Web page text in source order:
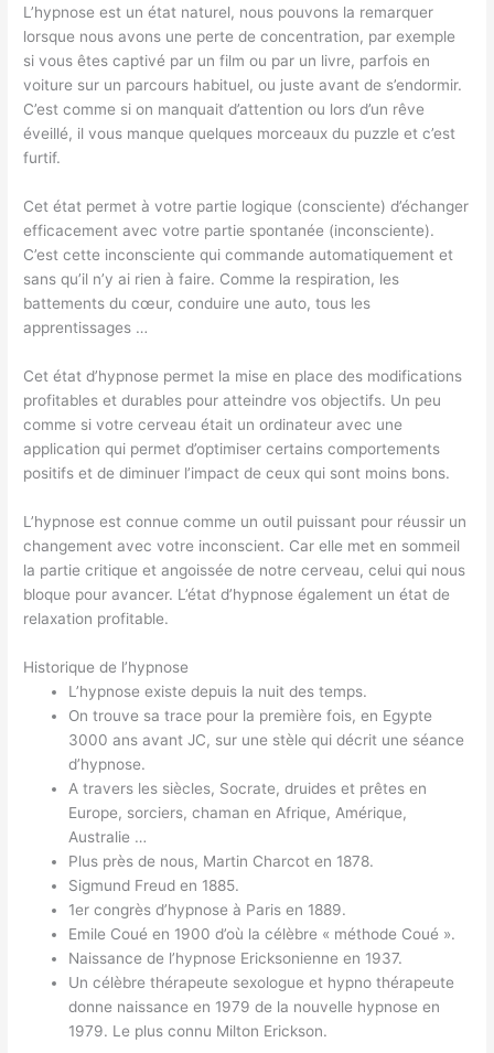
L’hypnose est un état naturel, nous pouvons la remarquer
lorsque nous avons une perte de concentration, par exemple
si vous êtes captivé par un film ou par un livre, parfois en
voiture sur un parcours habituel, ou juste avant de s’endormir.
C’est comme si on manquait d’attention ou lors d’un rêve
éveillé, il vous manque quelques morceaux du puzzle et c’est
furtif.
Cet état permet à votre partie logique (consciente) d’échanger
efficacement avec votre partie spontanée (inconsciente).
C’est cette inconsciente qui commande automatiquement et
sans qu’il n’y ai rien à faire. Comme la respiration, les
battements du cœur, conduire une auto, tous les
apprentissages …
Cet état d’hypnose permet la mise en place des modifications
profitables et durables pour atteindre vos objectifs. Un peu
comme si votre cerveau était un ordinateur avec une
application qui permet d’optimiser certains comportements
positifs et de diminuer l’impact de ceux qui sont moins bons.
L’hypnose est connue comme un outil puissant pour réussir un
changement avec votre inconscient. Car elle met en sommeil
la partie critique et angoissée de notre cerveau, celui qui nous
bloque pour avancer. L’état d’hypnose également un état de
relaxation profitable.
Historique de l’hypnose
L’hypnose existe depuis la nuit des temps.
On trouve sa trace pour la première fois, en Egypte
3000 ans avant JC, sur une stèle qui décrit une séance
d’hypnose.
A travers les siècles, Socrate, druides et prêtes en
Europe, sorciers, chaman en Afrique, Amérique,
Australie …
Plus près de nous, Martin Charcot en 1878.
Sigmund Freud en 1885.
1er congrès d’hypnose à Paris en 1889.
Emile Coué en 1900 d’où la célèbre « méthode Coué ».
Naissance de l’hypnose Ericksonienne en 1937.
Un célèbre thérapeute sexologue et hypno thérapeute
donne naissance en 1979 de la nouvelle hypnose en
1979. Le plus connu Milton Erickson.